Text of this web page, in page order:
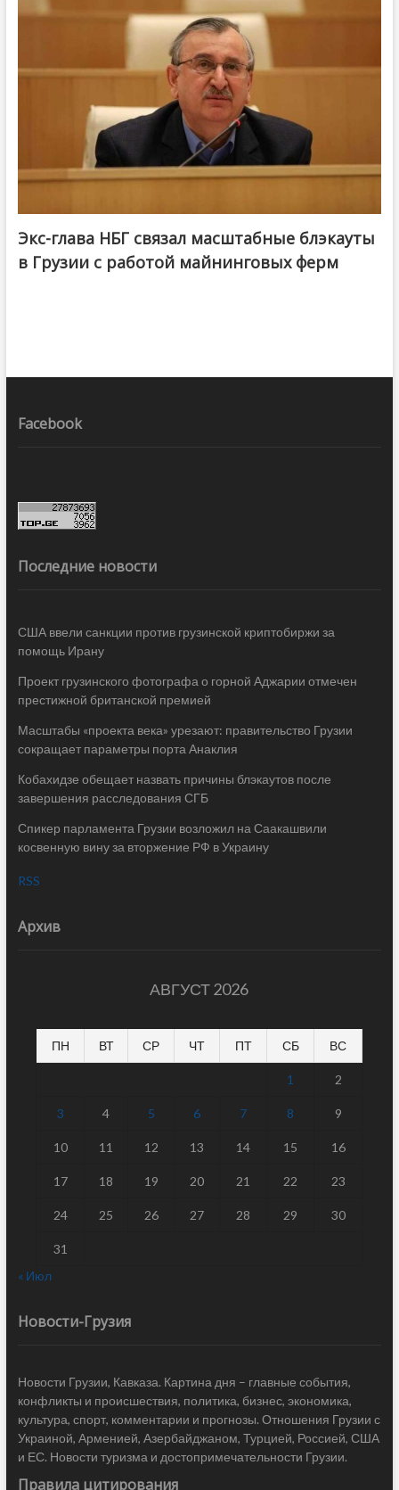
Экс-глава НБГ связал масштабные блэкауты
в Грузии с работой майнинговых ферм
Facebook
Последние новости
США ввели санкции против грузинской криптобиржи за
помощь Ирану
Проект грузинского фотографа о горной Аджарии отмечен
престижной британской премией
Масштабы «проекта века» урезают: правительство Грузии
сокращает параметры порта Анаклия
Кобахидзе обещает назвать причины блэкаутов после
завершения расследования СГБ
Спикер парламента Грузии возложил на Саакашвили
косвенную вину за вторжение РФ в Украину
RSS
Архив
АВГУСТ 2026
ПН ВТ СР ЧТ ПТ СБ ВС
1 2
3 4 5 6 7 8 9
10 11 12 13 14 15 16
17 18 19 20 21 22 23
24 25 26 27 28 29 30
31
« Июл
Новости-Грузия
Новости Грузии, Кавказа. Картина дня – главные события,
конфликты и происшествия, политика, бизнес, экономика,
культура, спорт, комментарии и прогнозы. Отношения Грузии с
Украиной, Арменией, Азербайджаном, Турцией, Россией, США
и ЕС. Новости туризма и достопримечательности Грузии.
Правила цитирования